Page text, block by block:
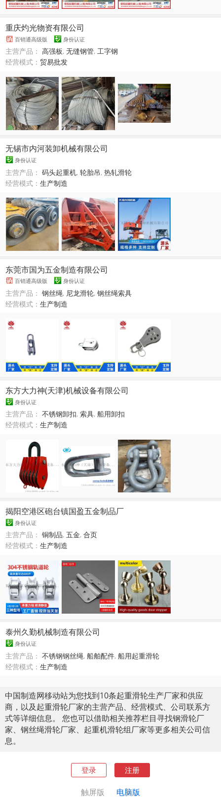
重庆灼光物资有限公司
百销通高级版 身份认证
主营产品：高强板,无缝钢管,工字钢
经营模式： 贸易批发
无锡市内河装卸机械有限公司
身份认证
主营产品：码头起重机,轮胎吊,热轧滑轮
经营模式：生产制造
东莞市国为五金制造有限公司
百销通高级版 身份认证
主营产品：钢丝绳, 尼龙滑轮,钢丝绳索具
经营模式：生产制造
东方大力神(天津)机械设备有限公司
身份认证
主营产品：不锈钢卸扣,索具,船用卸扣
经营模式：生产制造
揭阳空港区砲台镇国盈五金制品厂
身份认证
主营产品：铜制品,五金,合页
经营模式：生产制造
泰州久勤机械制造有限公司
身份认证
主营产品：不锈钢钢丝绳,船舶配件,船用起重滑轮
经营模式：生产制造
中国制造网移动站为您找到10条起重滑轮生产厂家和供应
商，以及起重滑轮厂家的主营产品、经营模式、公司联系方
式等详细信息。 您也可以借助相关推荐栏目寻找钢滑轮厂
家、钢丝绳滑轮厂家、起重机滑轮组厂家等更多相关公司信
息。
登录 注册
触屏版 电脑版